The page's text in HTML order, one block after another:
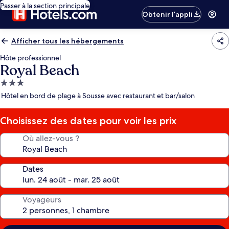
Passer à la section principale
Obtenir l’appli
Afficher tous les hébergements
Hôte professionnel
Royal Beach
Hébergement
3.0 étoiles
Hôtel en bord de plage à Sousse avec restaurant et bar/salon
Choisissez des dates pour voir les prix
Où allez-vous ?
Dates
Voyageurs